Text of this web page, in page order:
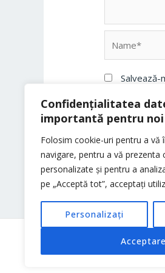
Confidențialitatea
importantă pentru noi
Folosim cookie-uri pentru a vă
navigare, pentru a vă prezenta
personalizate și pentru a
pe „Acceptă tot”, acceptați
Personalizați
Copyright © 2026